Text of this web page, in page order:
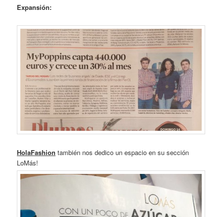
Expansión:
HolaFashion también nos dedico un espacio en su sección
LoMás!